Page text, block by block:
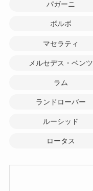
パガーニ
ボルボ
マセラティ
メルセデス・ベンツ
ラム
ランドローバー
ルーシッド
ロータス